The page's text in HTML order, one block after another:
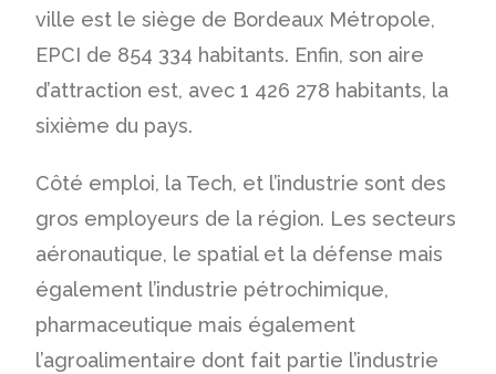
ville est le siège de Bordeaux Métropole,
EPCI de 854 334 habitants. Enfin, son aire
d’attraction est, avec 1 426 278 habitants, la
sixième du pays.
Côté emploi, la Tech, et l’industrie sont des
gros employeurs de la région. Les secteurs
aéronautique, le spatial et la défense mais
également l’industrie pétrochimique,
pharmaceutique mais également
l’agroalimentaire dont fait partie l’industrie